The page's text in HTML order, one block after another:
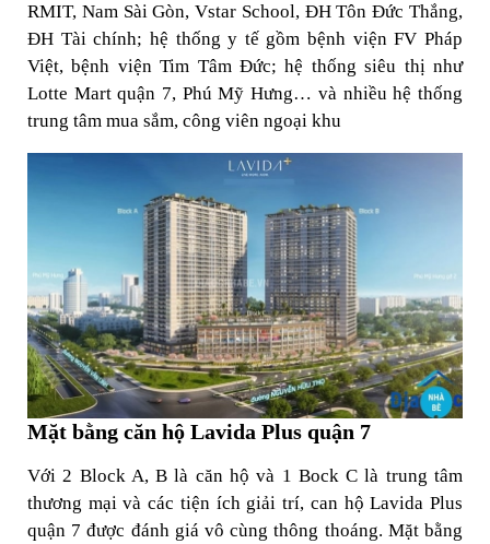
RMIT, Nam Sài Gòn, Vstar School, ĐH Tôn Đức Thắng,
ĐH Tài chính; hệ thống y tế gồm bệnh viện FV Pháp
Việt, bệnh viện Tim Tâm Đức; hệ thống siêu thị như
Lotte Mart quận 7, Phú Mỹ Hưng… và nhiều hệ thống
trung tâm mua sắm, công viên ngoại khu
Mặt bằng căn hộ Lavida Plus quận 7
Với 2 Block A, B là căn hộ và 1 Bock C là trung tâm
thương mại và các tiện ích giải trí, can hộ Lavida Plus
quận 7 được đánh giá vô cùng thông thoáng. Mặt bằng